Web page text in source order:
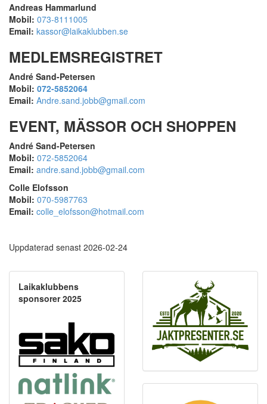
Andreas Hammarlund
Mobil: 073-8111005
Email: kassor@laikaklubben.se
MEDLEMSREGISTRET
André Sand-Petersen
Mobil: 072-5852064
Email: Andre.sand.jobb@gmail.com
EVENT, MÄSSOR OCH SHOPPEN
André Sand-Petersen
Mobil: 072-5852064
Email: andre.sand.jobb@gmail.com
Colle Elofsson
Mobil: 070-5987763
Email: colle_elofsson@hotmail.com
Uppdaterad senast 2026-02-24
Laikaklubbens
sponsorer 2025